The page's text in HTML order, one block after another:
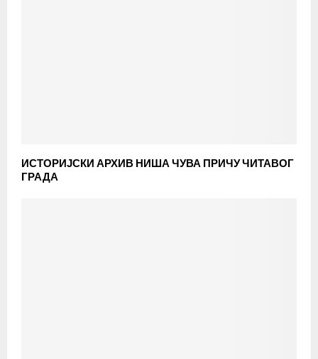
ИСТОРИЈСКИ АРХИВ НИША ЧУВА ПРИЧУ ЧИТАВОГ
ГРАДА